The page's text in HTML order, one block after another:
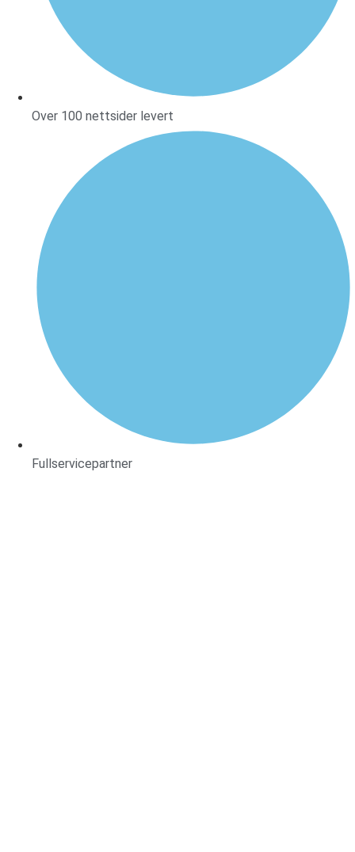
Over 100 nettsider levert
Fullservicepartner